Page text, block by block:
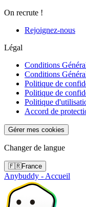
On recrute !
Rejoignez-nous
Légal
Conditions
Conditions
Politique de
Politique de
Politique
Accord de
Gérer mes cookies
Changer de langue
🇫🇷France
Anybuddy - Accueil